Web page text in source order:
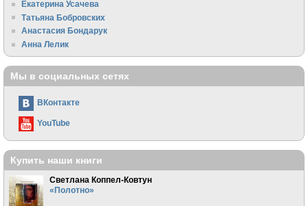
Екатерина Усачева
Татьяна Бобровских
Анастасия Бондарук
Анна Лелик
Мы в социальных сетях
ВКонтакте
YouTube
Купить наши книги
Светлана Коппел-Ковтун
«Полотно»